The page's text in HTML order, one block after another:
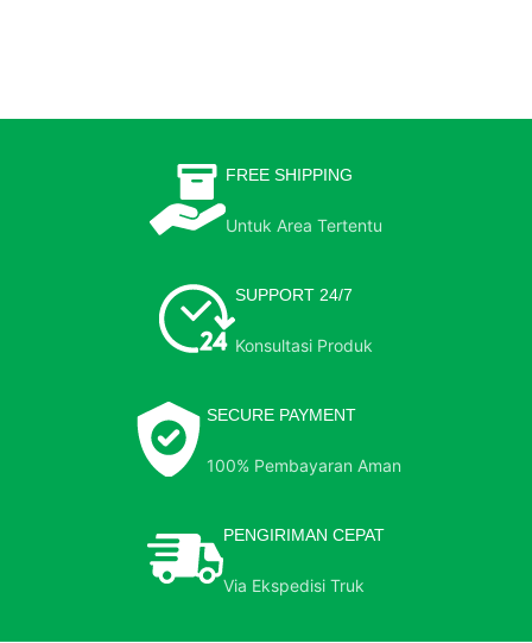
FREE SHIPPING
Untuk Area Tertentu
SUPPORT 24/7
Konsultasi Produk
SECURE PAYMENT
100% Pembayaran Aman
PENGIRIMAN CEPAT
Via Ekspedisi Truk